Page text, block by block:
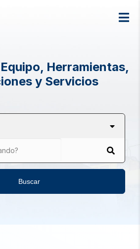
Herramientas,
y Servicios
Buscar